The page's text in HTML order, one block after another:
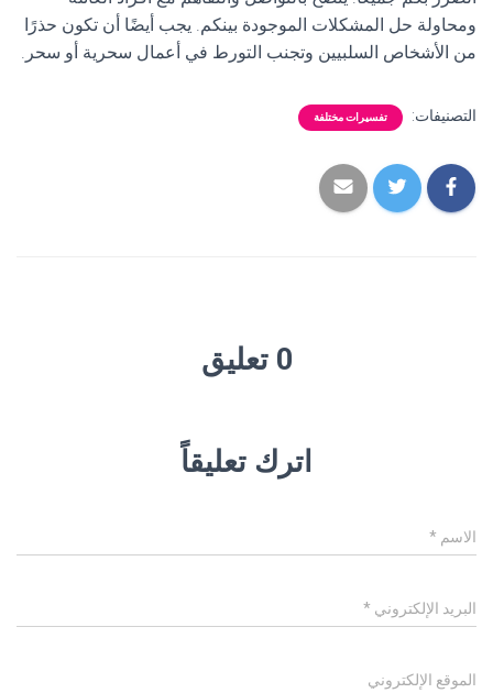
ومحاولة حل المشكلات الموجودة بينكم. يجب أيضًا أن تكون حذرًا
من الأشخاص السلبيين وتجنب التورط في أعمال سحرية أو سحر.
التصنيفات: تفسيرات مختلفة
0 تعليق
اترك تعليقاً
الاسم *
البريد الإلكتروني *
الموقع الإلكتروني